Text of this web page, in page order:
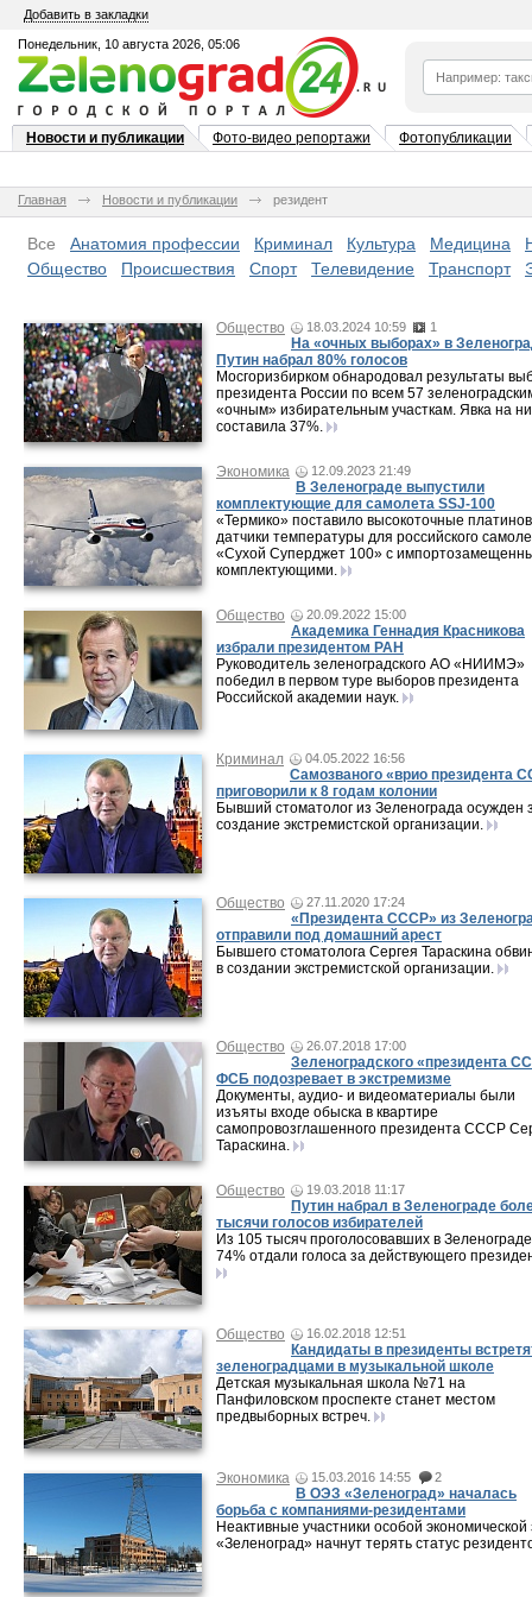
Добавить в закладки
Понедельник, 10 августа 2026, 05:06
Новости и публикации Фото-видео репортажи Фотопубликации
Главная Новости и публикации резидент
Все Анатомия профессии Криминал Культура Медицина
Общество
Происшествия Спорт Телевидение Транспорт
Общество 18.03.2024 10:59 1
На «очных выборах» в
Путин набрал 80% голосов
Мосгоризбирком обнародовал результаты
президента России по всем 57
«очным» избирательным участкам. Явка на
составила 37%.
Экономика 12.09.2023 21:49
В Зеленограде выпустили
комплектующие для самолета SSJ-100
«Термико» поставило высокоточные
датчики температуры для российского
«Сухой Суперджет 100» с
комплектующими.
Общество 20.09.2022 15:00
Академика Геннадия Красникова
избрали президентом РАН
Руководитель зеленоградского АО «НИИМЭ»
победил в первом туре выборов президента
Российской академии наук.
Криминал 04.05.2022 16:56
Самозваного «врио президента
приговорили к 8 годам колонии
Бывший стоматолог из Зеленограда осужден
создание экстремистской организации.
Общество 27.11.2020 17:24
«Президента СССР» из
отправили под домашний арест
Бывшего стоматолога Сергея Тараскина
в создании экстремистской организации.
Общество 26.07.2018 17:00
Зеленоградского «президента
ФСБ подозревает в экстремизме
Документы, аудио- и видеоматериалы были
изъяты входе обыска в квартире
самопровозглашенного президента СССР
Тараскина.
Общество 19.03.2018 11:17
Путин набрал в Зеленограде
тысячи голосов избирателей
Из 105 тысяч проголосовавших в
74% отдали голоса за действующего
Общество 16.02.2018 12:51
Кандидаты в президенты
зеленоградцами в музыкальной школе
Детская музыкальная школа №71 на
Панфиловском проспекте станет местом
предвыборных встреч.
Экономика 15.03.2016 14:55 2
В ОЭЗ «Зеленоград» началась
борьба с компаниями-резидентами
Неактивные участники особой
«Зеленоград» начнут терять статус